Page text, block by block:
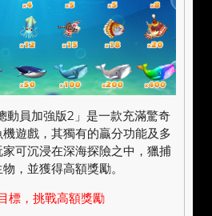
動員加強版2」是一款充滿驚奇
遊戲，其獨有的贏分功能及多
可沉浸在深海探險之中，獵捕
，並獲得高額獎勵。
標，挑戰高額獎勵